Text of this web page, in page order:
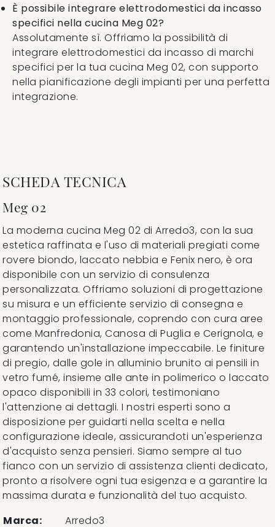
È possibile integrare elettrodomestici da incasso
specifici nella cucina Meg 02?
Assolutamente sì. Offriamo la possibilità di
integrare elettrodomestici da incasso di marchi
specifici per la tua cucina Meg 02, con supporto
nella pianificazione degli impianti per una perfetta
integrazione.
SCHEDA TECNICA
Meg 02
La moderna cucina Meg 02 di Arredo3, con la sua
estetica raffinata e l'uso di materiali pregiati come
rovere biondo, laccato nebbia e Fenix nero, è ora
disponibile con un servizio di consulenza
personalizzata. Offriamo soluzioni di progettazione
su misura e un efficiente servizio di consegna e
montaggio professionale, coprendo con cura aree
come Manfredonia, Canosa di Puglia e Cerignola, e
garantendo un'installazione impeccabile. Le finiture
di pregio, dalle gole in alluminio brunito ai pensili in
vetro fumé, insieme alle ante in polimerico o laccato
opaco disponibili in 33 colori, testimoniano
l'attenzione ai dettagli. I nostri esperti sono a
disposizione per guidarti nella scelta e nella
configurazione ideale, assicurandoti un'esperienza
d'acquisto senza pensieri. Siamo sempre al tuo
fianco con un servizio di assistenza clienti dedicato,
pronto a risolvere ogni tua esigenza e a garantire la
massima durata e funzionalità del tuo acquisto.
Marca:
Arredo3